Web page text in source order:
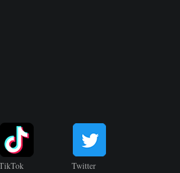
Twitter